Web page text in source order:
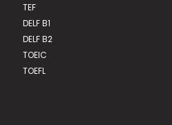
TEF
DELF B1
DELF B2
TOEIC
TOEFL